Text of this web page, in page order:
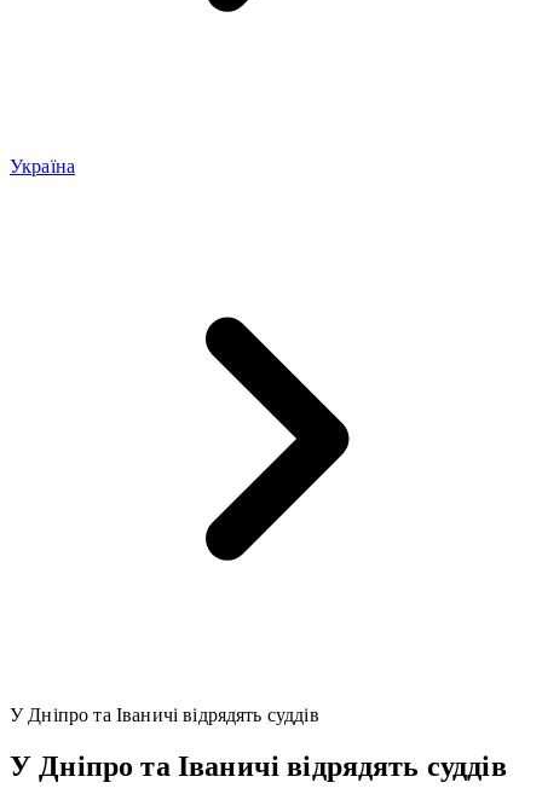
Україна
У Дніпро та Іваничі відрядять суддів
У Дніпро та Іваничі відрядять суддів